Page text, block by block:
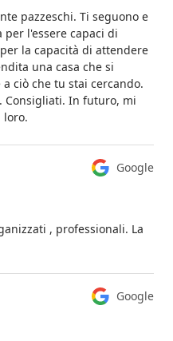
pazzeschi. Ti seguono e
l'essere capaci di
la capacità di attendere
una casa che si
ciò che tu stai cercando.
Consigliati. In futuro, mi
loro.
Google
, professionali. La
Google